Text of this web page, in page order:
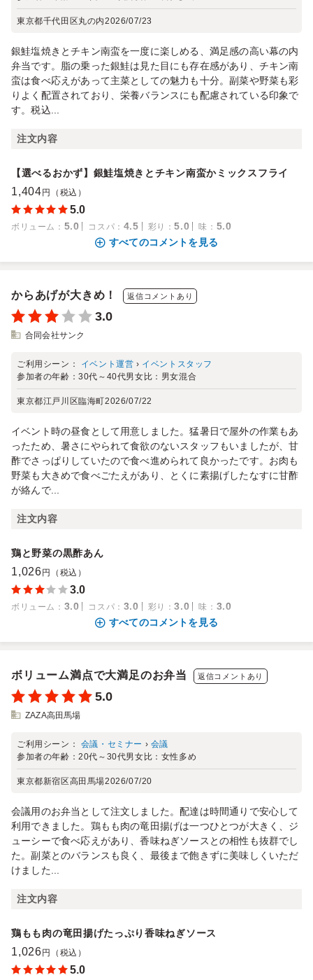
東京都千代田区丸の内2026/07/23
銀鮭塩焼きとチキン南蛮を一度に楽しめる、満足感の高い幕の内
弁当です。脂の乗った銀鮭は見た目にも存在感があり、チキン南
蛮は食べ応えがあって主菜としての魅力も十分。副菜や野菜も彩
りよく配置されており、栄養バランスにも配慮されている印象で
す。税込...
注文内容
【選べるおかず】銀鮭塩焼きとチキン南蛮かミックスフライ
1,404 円（税込）
5.0
ボリューム ： 5.0 コスパ ： 4.5 彩り ：5.0 味 ： 5.0
すべてのコメントを見る
からあげが大きめ！ 返信コメントあり
3.0
合同会社サンク
ご利用シーン： イベント運営 › イベントスタッフ
参加者の年齢：30代～40代男女比： 男女混合
東京都江戸川区臨海町2026/07/22
イベント時の昼食として用意しました。猛暑日で屋外の作業もあ
ったため、暑さにやられて食欲のないスタッフもいましたが、甘
酢でさっぱりしていたので食べ進められて良かったです。お肉も
野菜も大きめで食べごたえがあり、とくに素揚げしたなすに甘酢
が絡んで...
注文内容
鶏と野菜の黒酢あん
1,026 円（税込）
3.0
ボリューム ： 3.0 コスパ ： 3.0 彩り ：3.0 味 ： 3.0
すべてのコメントを見る
ボリューム満点で大満足のお弁当 返信コメントあり
5.0
ZAZA高田馬場
ご利用シーン： 会議・セミナー › 会議
参加者の年齢：20代～30代男女比： 女性多め
東京都新宿区高田馬場2026/07/20
会議用のお弁当として注文しました。配達は時間通りで安心して
利用できました。鶏もも肉の竜田揚げは一つひとつが大きく、ジ
ューシーで食べ応えがあり、香味ねぎソースとの相性も抜群でし
た。副菜とのバランスも良く、最後まで飽きずに美味しくいただ
けました...
注文内容
鶏もも肉の竜田揚げたっぷり香味ねぎソース
1,026 円（税込）
5.0